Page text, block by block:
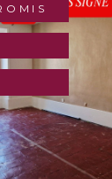
Pièces
PIÈCES